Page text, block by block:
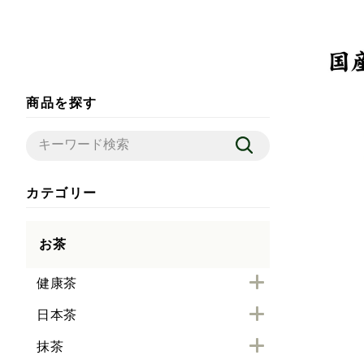
商品を探す
カテゴリー
お茶
健康茶
日本茶
抹茶